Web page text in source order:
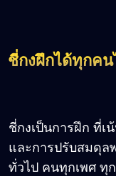
ชี่กงฝึกได้ทุกค
ชี่กงเป็นการฝึก ที่เ
และการปรับสมดุล
ทั่วไป คนทุกเพศ ทุ